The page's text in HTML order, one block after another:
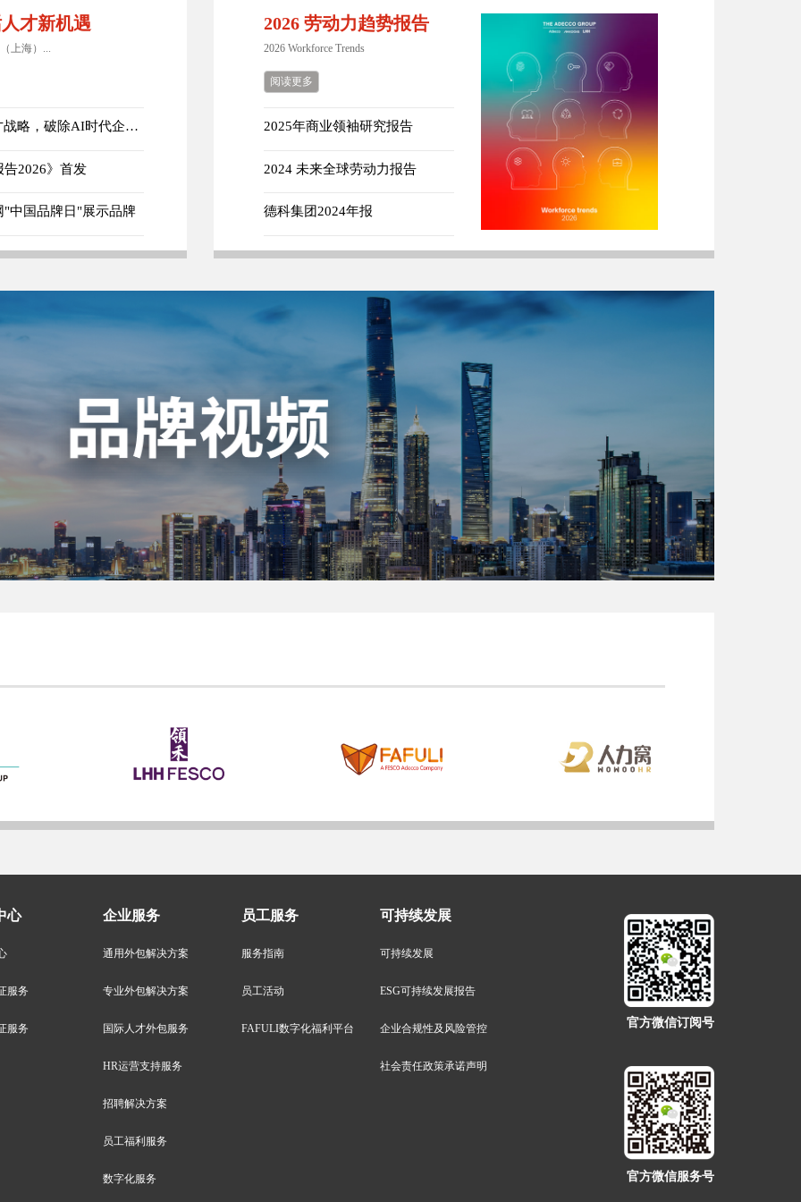
才新机遇
上海）...
【2026达沃斯】德科集团：以"信任"重构人才战略，破除AI时代企业转型误区
2026》首发
"中国品牌日"展示品牌
2026 劳动力趋势报告
2026 Workforce Trends
阅读更多
2025年商业领袖研究报告
2024 未来全球劳动力报告
德科集团2024年报
心
服务
服务
企业服务
通用外包解决方案
专业外包解决方案
国际人才外包服务
HR运营支持服务
招聘解决方案
员工福利服务
数字化服务
员工服务
服务指南
员工活动
FAFULI数字化福利平台
可持续发展
可持续发展
ESG可持续发展报告
企业合规性及风险管控
社会责任政策承诺声明
官方微信订阅号
官方微信服务号